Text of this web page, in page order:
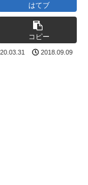
はてブ
コピー
2018.09.09